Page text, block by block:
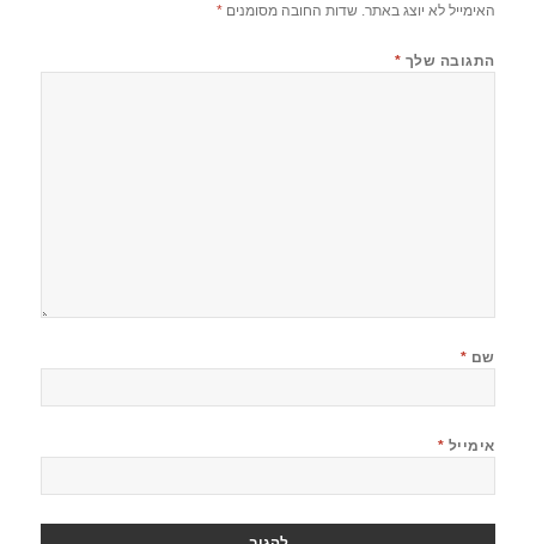
האימייל לא יוצג באתר. שדות החובה מסומנים*
התגובה שלך *
שם *
אימייל *